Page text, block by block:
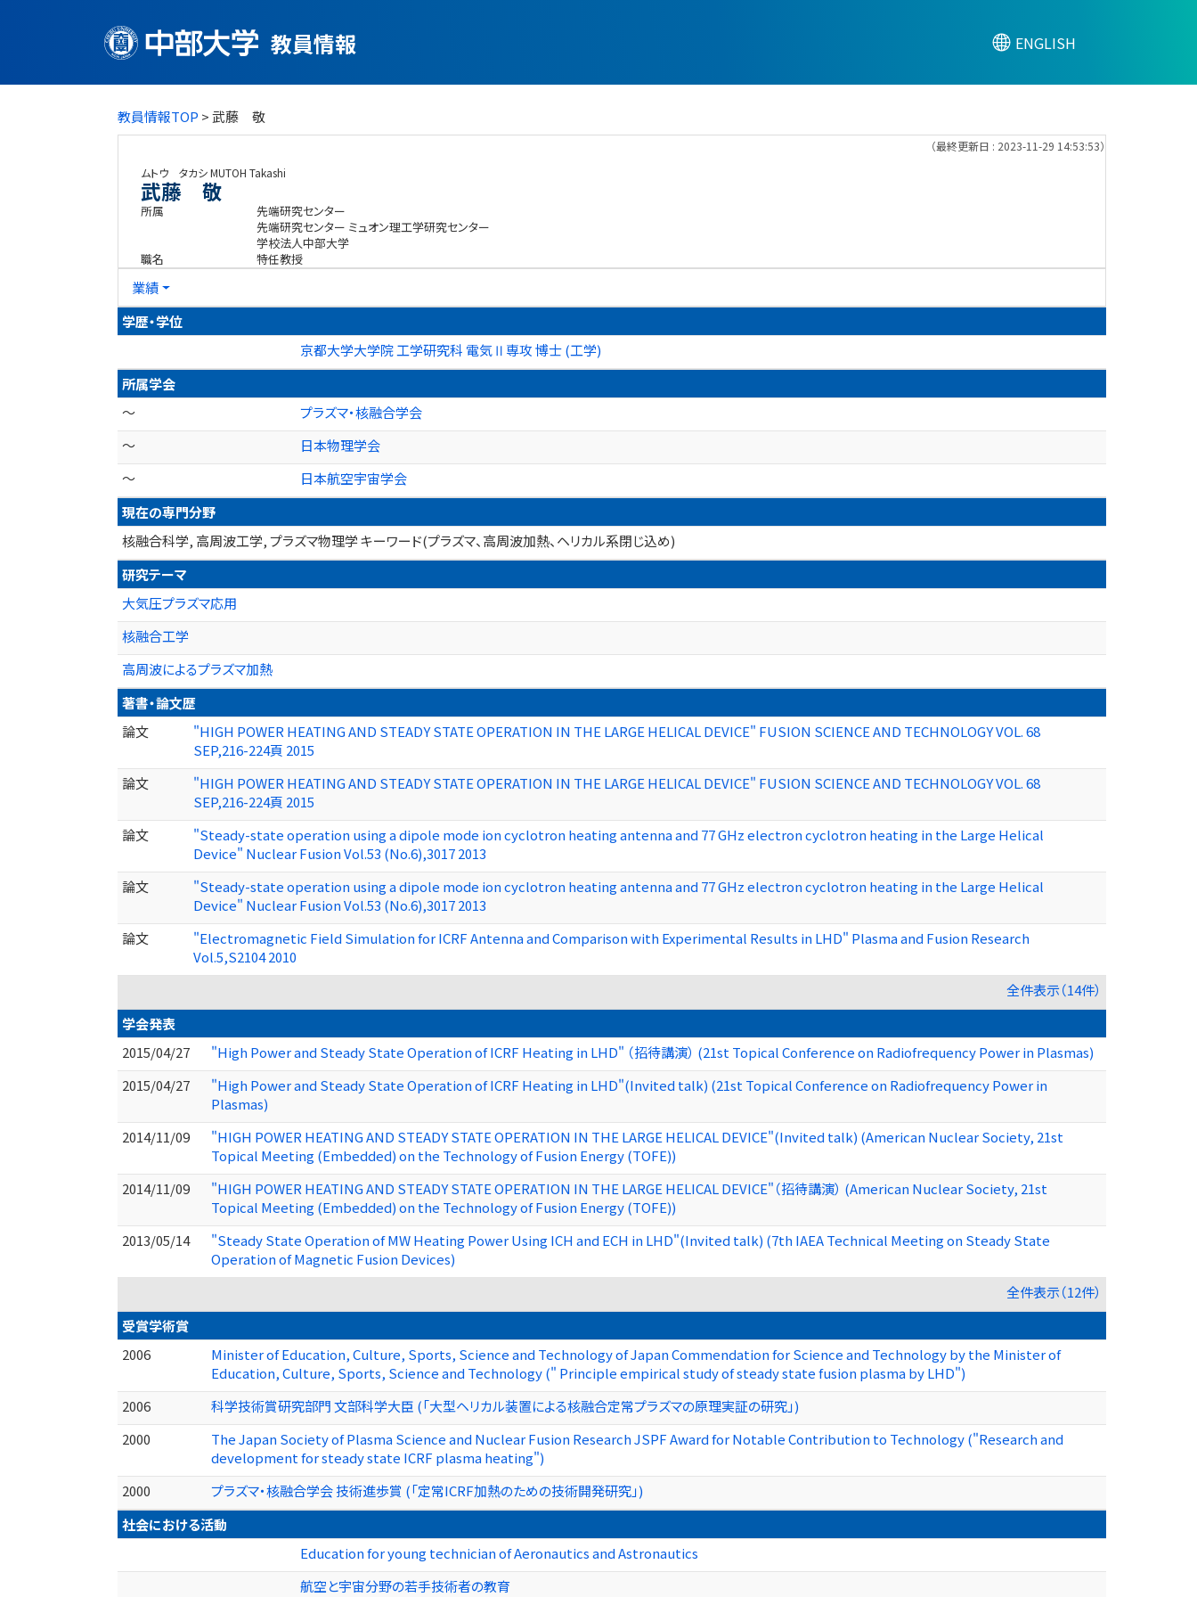
教員情報 ENGLISH
教員情報TOP > 武藤 敬
（最終更新日 : 2023-11-29 14:53:53）
ムトウ タカシMUTOH Takashi
武藤 敬
所属
先端研究センター
先端研究センター ミュオン理工学研究センター
学校法人中部大学
職名
特任教授
業績
学歴・学位
京都大学大学院 工学研究科 電気Ⅱ専攻 博士 (工学)
所属学会
～
プラズマ・核融合学会
～
日本物理学会
～
日本航空宇宙学会
現在の専門分野
核融合科学, 高周波工学, プラズマ物理学 キーワード(プラズマ、高周波加熱、ヘリカル系閉じ込め)
研究テーマ
大気圧プラズマ応用
核融合工学
高周波によるプラズマ加熱
著書・論文歴
論文
"HIGH POWER HEATING AND STEADY STATE OPERATION IN THE LARGE HELICAL DEVICE" FUSION SCIENCE AND TECHNOLOGY VOL. 68
SEP,216-224頁 2015
論文
"HIGH POWER HEATING AND STEADY STATE OPERATION IN THE LARGE HELICAL DEVICE" FUSION SCIENCE AND TECHNOLOGY VOL. 68
SEP,216-224頁 2015
論文
"Steady-state operation using a dipole mode ion cyclotron heating antenna and 77 GHz electron cyclotron heating in the Large Helical
Device" Nuclear Fusion Vol.53 (No.6),3017 2013
論文
"Steady-state operation using a dipole mode ion cyclotron heating antenna and 77 GHz electron cyclotron heating in the Large Helical
Device" Nuclear Fusion Vol.53 (No.6),3017 2013
論文
"Electromagnetic Field Simulation for ICRF Antenna and Comparison with Experimental Results in LHD" Plasma and Fusion Research
Vol.5,S2104 2010
全件表示（14件）
学会発表
2015/04/27
"High Power and Steady State Operation of ICRF Heating in LHD" （招待講演） (21st Topical Conference on Radiofrequency Power in Plasmas)
2015/04/27
"High Power and Steady State Operation of ICRF Heating in LHD"(Invited talk) (21st Topical Conference on Radiofrequency Power in
Plasmas)
2014/11/09
"HIGH POWER HEATING AND STEADY STATE OPERATION IN THE LARGE HELICAL DEVICE"(Invited talk) (American Nuclear Society, 21st
Topical Meeting (Embedded) on the Technology of Fusion Energy (TOFE))
2014/11/09
"HIGH POWER HEATING AND STEADY STATE OPERATION IN THE LARGE HELICAL DEVICE"（招待講演） (American Nuclear Society, 21st
Topical Meeting (Embedded) on the Technology of Fusion Energy (TOFE))
2013/05/14
"Steady State Operation of MW Heating Power Using ICH and ECH in LHD"(Invited talk) (7th IAEA Technical Meeting on Steady State
Operation of Magnetic Fusion Devices)
全件表示（12件）
受賞学術賞
2006
Minister of Education, Culture, Sports, Science and Technology of Japan Commendation for Science and Technology by the Minister of
Education, Culture, Sports, Science and Technology (" Principle empirical study of steady state fusion plasma by LHD")
2006
科学技術賞研究部門 文部科学大臣 (「大型ヘリカル装置による核融合定常プラズマの原理実証の研究」)
2000
The Japan Society of Plasma Science and Nuclear Fusion Research JSPF Award for Notable Contribution to Technology ("Research and
development for steady state ICRF plasma heating")
2000
プラズマ・核融合学会 技術進歩賞 (「定常ICRF加熱のための技術開発研究」)
社会における活動
Education for young technician of Aeronautics and Astronautics
航空と宇宙分野の若手技術者の教育